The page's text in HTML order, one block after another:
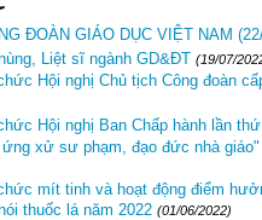
ĐOÀN GIÁO DỤC VIỆT NAM
Liệt sĩ ngành GD&ĐT (19/07/
Hội nghị Chủ tịch Công đoàn
Hội nghị Ban Chấp hành lần
xử sư phạm, đạo đức nhà
mít tinh và hoạt động điểm
thuốc lá năm 2022 (01/06/2022)